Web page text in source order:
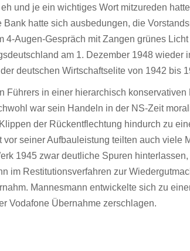
und je ein wichtiges Wort mitzureden
hatte sich ausbedungen, die
4-Augen-Gespräch mit Zangen grünes
am 1. Dezember 1948
deutschen Wirtschaftselite von 1942 bis
Führers in einer hierarchisch
war sein Handeln in der NS-Zeit
der Rückentflechtung hindurch zu
vor seiner Aufbauleistung teilten auch
1945 zwar deutliche Spuren
im Restitutionsverfahren zur
Mannesmann entwickelte sich zu
Vodafone Übernahme zerschlagen.